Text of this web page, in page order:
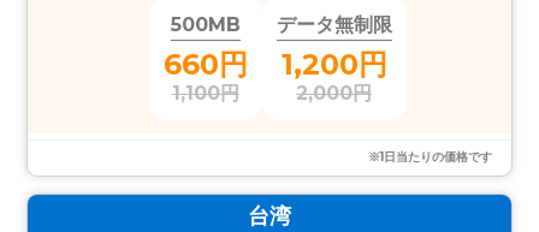
500MB
660円
1,100円
データ無制限
1,200円
2,000円
※1日当たりの価格です
台湾